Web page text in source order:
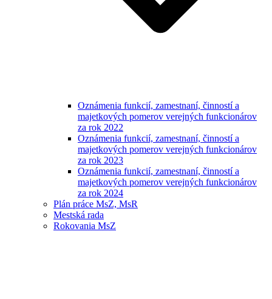
Oznámenia funkcií, zamestnaní, činností a
majetkových pomerov verejných funkcionárov
za rok 2022
Oznámenia funkcií, zamestnaní, činností a
majetkových pomerov verejných funkcionárov
za rok 2023
Oznámenia funkcií, zamestnaní, činností a
majetkových pomerov verejných funkcionárov
za rok 2024
Plán práce MsZ, MsR
Mestská rada
Rokovania MsZ